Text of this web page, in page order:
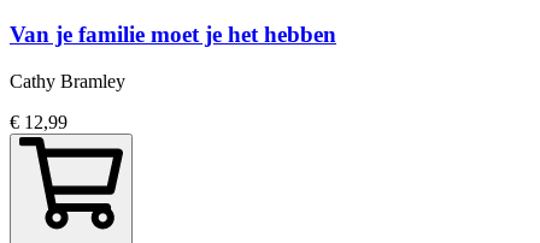
Van je familie moet je het hebben
Cathy Bramley
€ 12,99